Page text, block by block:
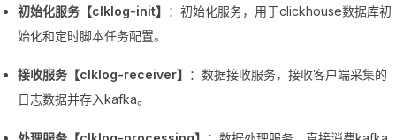
初始化服务【clklog-init】
：初始化服务，用于clickhouse数据库初
始化和定时脚本任务配置。
接收服务【clklog-receiver】
：数据接收服务，接收客户端采集的
日志数据并存入kafka。